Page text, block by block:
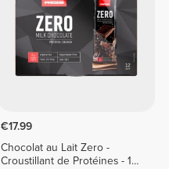
€17.99
Chocolat au Lait Zero -
Croustillant de Protéines - 12